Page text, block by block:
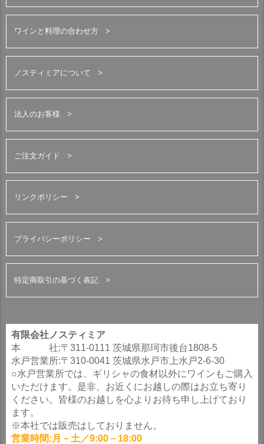
ワインと料理の合わせ方
ノスティミアについて
法人のお客様
ご注文ガイド
リンクポリシー
プライバシーポリシー
特定商取引の基づく表記
有限会社ノスティミア
本 社:〒311-0111 茨城県那珂市後台1808-5
水戸営業所:〒310-0041 茨城県水戸市上水戸2-6-30
○水戸営業所では、ギリシャの食材以外にワインもご購入
いただけます。是非、お近くにお越しの際はお立ち寄り
ください。皆様のお越しを心よりお待ち申し上げており
ます。
※本社では販売はしておりません。
営業時間:月－土／9:00－18:00